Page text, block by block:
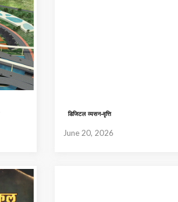
डिजिटल व्यसन-वृत्ति
June 20, 2026